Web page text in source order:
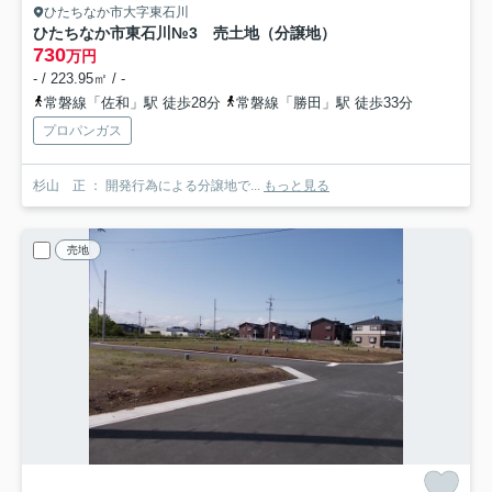
ひたちなか市大字東石川
ひたちなか市東石川№3 売土地（分譲地）
730万円
- / 223.95㎡ / -
常磐線「佐和」駅 徒歩28分
常磐線「勝田」駅 徒歩33分
プロパンガス
杉山 正 ： 開発行為による分譲地で... もっと見る
売地